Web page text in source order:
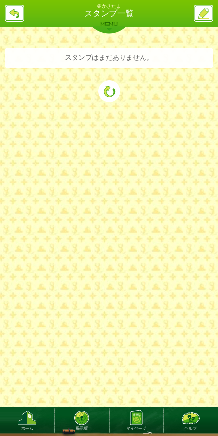
＠かきたま
スタンプ一覧
戻
ス
投
稿
バックナンバー 詳細検索 ランキング
MENU
スタンプはまだありません。